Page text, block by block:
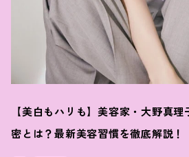
【美白もハリも】美容家・大野真
密とは？最新美容習慣を徹底解説 ！